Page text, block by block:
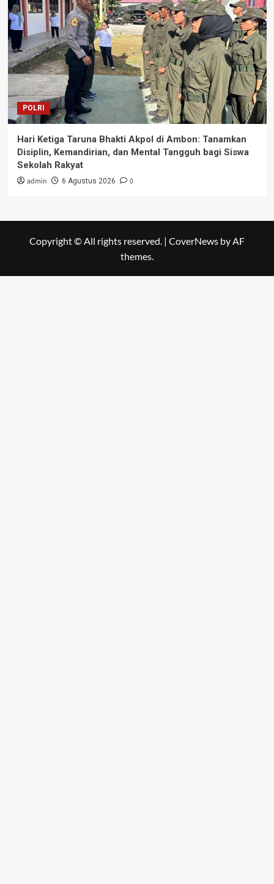
POLRI
Hari Ketiga Taruna Bhakti Akpol di Ambon: Tanamkan
Disiplin, Kemandirian, dan Mental Tangguh bagi Siswa
Sekolah Rakyat
admin 6 Agustus 2026 0
Copyright © All rights reserved. | CoverNews by AF
themes.